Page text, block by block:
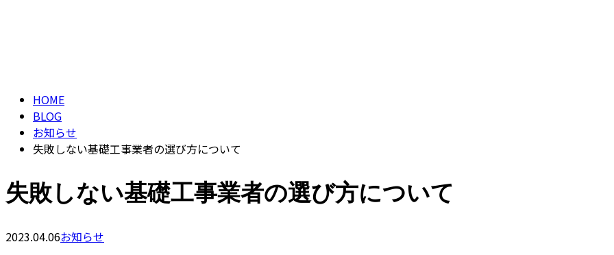
HOME
BLOG
お知らせ
失敗しない基礎工事業者の選び方について
失敗しない基礎工事業者の選び方について
2023.04.06お知らせ